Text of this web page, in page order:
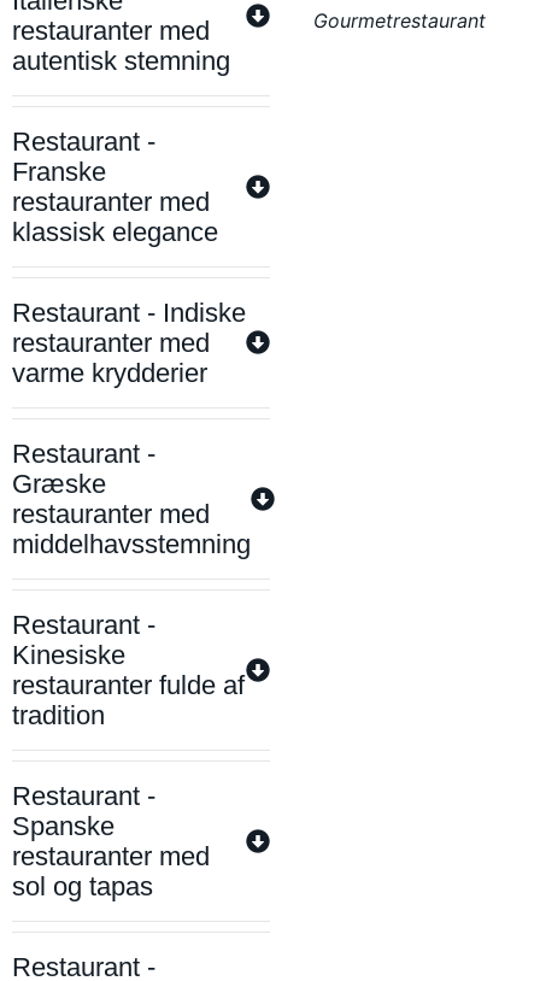
restauranter med
autentisk stemning
Restaurant -
Franske
restauranter med
klassisk elegance
Restaurant - Indiske
restauranter med
varme krydderier
Restaurant -
Græske
restauranter med
middelhavsstemning
Restaurant -
Kinesiske
restauranter fulde af
tradition
Restaurant -
Spanske
restauranter med
sol og tapas
Restaurant -
Gourmetrestaurant